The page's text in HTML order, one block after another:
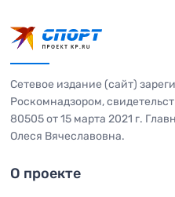
Сетевое издание (сайт)
Роскомнадзором,
80505 от 15 марта 2021 г.
Олеся Вячеславовна.
О проекте